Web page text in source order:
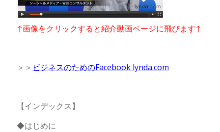
↑画像をクリックすると紹介動画ページに飛びます↑
＞＞ ビジネスのためのFacebook lynda.com
【インデックス】
◆はじめに